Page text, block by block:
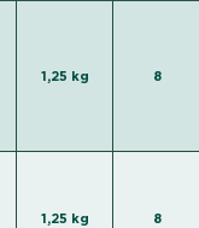
1,25 kg 8
1,25 kg 8